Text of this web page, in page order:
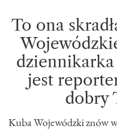
To ona
jest
dobry
Kuba Wojewódzki znów